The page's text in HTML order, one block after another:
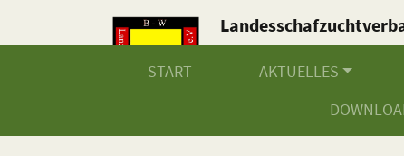
Baden-Württemberg
START AKTUELLES